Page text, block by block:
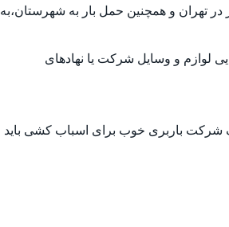
در تهران و همچنین حمل بار به شهرستان،به
لوازم و وسایل شرکت یا نهادهای
شرکت باربری خوب برای اسباب کشی باید